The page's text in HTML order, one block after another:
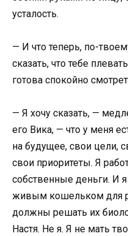
усталость.
— И что теперь, по-
сказать, что тебе
готова спокойно
— Я хочу сказать, —
его Вика, — что у меня
на будущее, свои цели,
свои приоритеты. Я
собственные деньги. И
живым кошельком для
должны решать их
Настя. Не я. Я не мать